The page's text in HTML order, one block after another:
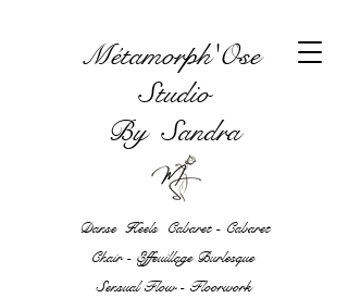
Métamorph'Ose
Studio
By Sandra
Danse Heels Cabaret - Cabaret
Chair - Effeuillage Burlesque
Sensual Flow - Floorwork